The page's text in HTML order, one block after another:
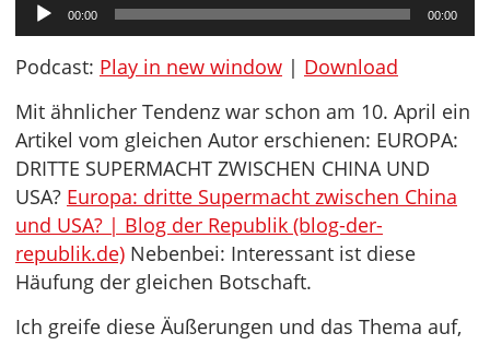
Audio-
Player
00:00 00:00
Podcast: Play in new window | Download
Mit ähnlicher Tendenz war schon am 10. April ein
Artikel vom gleichen Autor erschienen: EUROPA:
DRITTE SUPERMACHT ZWISCHEN CHINA UND
USA? Europa: dritte Supermacht zwischen China
und USA? | Blog der Republik (blog-der-
republik.de) Nebenbei: Interessant ist diese
Häufung der gleichen Botschaft.
Ich greife diese Äußerungen und das Thema auf,